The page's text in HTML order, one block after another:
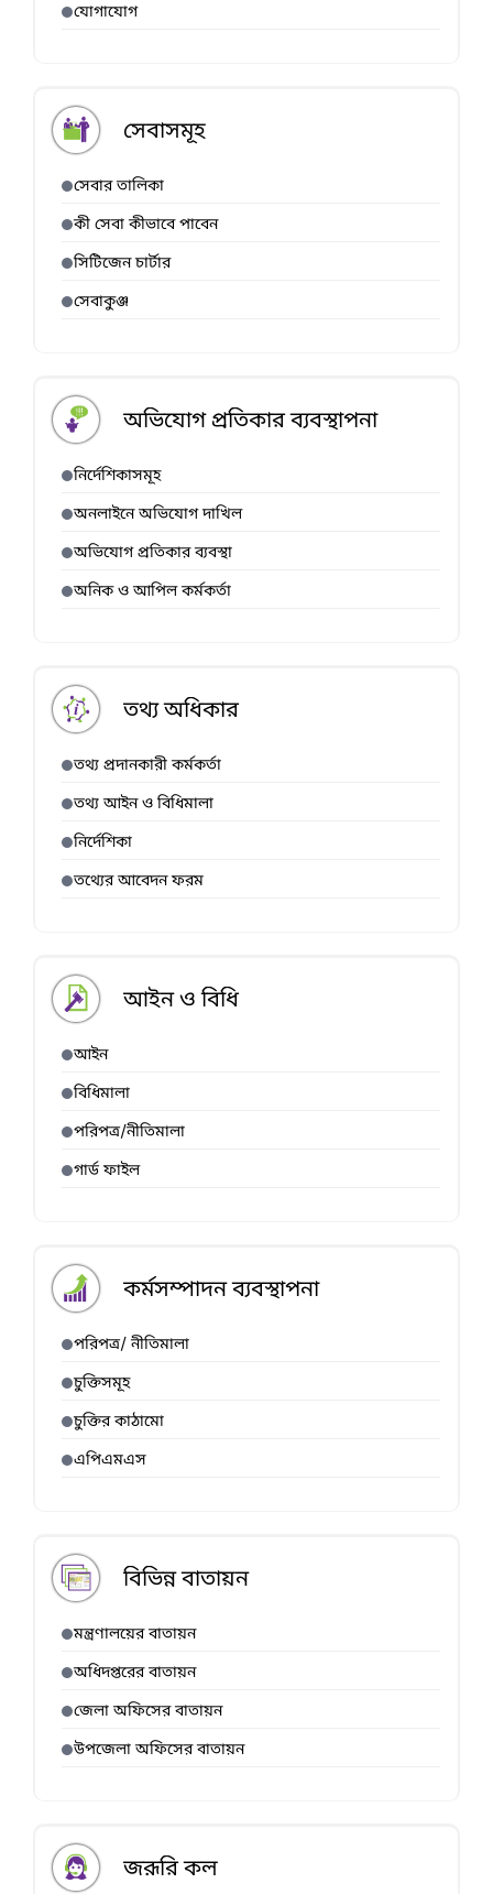
যোগাযোগ
সেবাসমূহ
সেবার তালিকা
কী সেবা কীভাবে পাবেন
সিটিজেন চার্টার
সেবাকুঞ্জ
অভিযোগ প্রতিকার ব্যবস্থাপনা
নির্দেশিকাসমূহ
অনলাইনে অভিযোগ দাখিল
অভিযোগ প্রতিকার ব্যবস্থা
অনিক ও আপিল কর্মকর্তা
তথ্য অধিকার
তথ্য প্রদানকারী কর্মকর্তা
তথ্য আইন ও বিধিমালা
নির্দেশিকা
তথ্যের আবেদন ফরম
আইন ও বিধি
আইন
বিধিমালা
পরিপত্র/নীতিমালা
গার্ড ফাইল
কর্মসম্পাদন ব্যবস্থাপনা
পরিপত্র/ নীতিমালা
চুক্তিসমূহ
চুক্তির কাঠামো
এপিএমএস
বিভিন্ন বাতায়ন
মন্ত্রণালয়ের বাতায়ন
অধিদপ্তরের বাতায়ন
জেলা অফিসের বাতায়ন
উপজেলা অফিসের বাতায়ন
জরূরি কল